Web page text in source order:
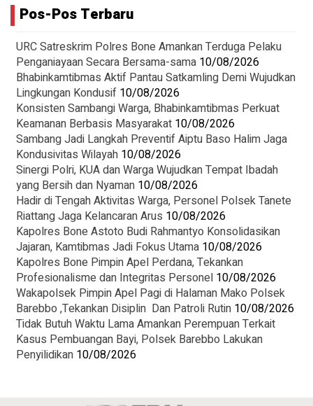
Pos-Pos Terbaru
URC Satreskrim Polres Bone Amankan Terduga Pelaku
Penganiayaan Secara Bersama-sama 10/08/2026
Bhabinkamtibmas Aktif Pantau Satkamling Demi Wujudkan
Lingkungan Kondusif 10/08/2026
Konsisten Sambangi Warga, Bhabinkamtibmas Perkuat
Keamanan Berbasis Masyarakat 10/08/2026
Sambang Jadi Langkah Preventif Aiptu Baso Halim Jaga
Kondusivitas Wilayah 10/08/2026
Sinergi Polri, KUA dan Warga Wujudkan Tempat Ibadah
yang Bersih dan Nyaman 10/08/2026
Hadir di Tengah Aktivitas Warga, Personel Polsek Tanete
Riattang Jaga Kelancaran Arus 10/08/2026
Kapolres Bone Astoto Budi Rahmantyo Konsolidasikan
Jajaran, Kamtibmas Jadi Fokus Utama 10/08/2026
Kapolres Bone Pimpin Apel Perdana, Tekankan
Profesionalisme dan Integritas Personel 10/08/2026
Wakapolsek Pimpin Apel Pagi di Halaman Mako Polsek
Barebbo ,Tekankan Disiplin Dan Patroli Rutin 10/08/2026
Tidak Butuh Waktu Lama Amankan Perempuan Terkait
Kasus Pembuangan Bayi, Polsek Barebbo Lakukan
Penyilidikan 10/08/2026